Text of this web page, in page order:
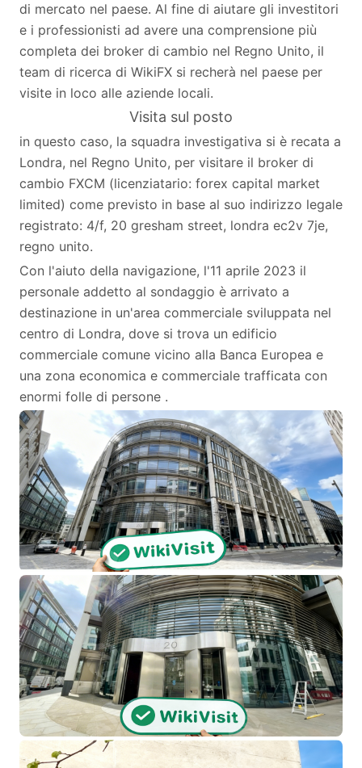
di mercato nel paese. Al fine di aiutare gli investitori
e i professionisti ad avere una comprensione più
completa dei broker di cambio nel Regno Unito, il
team di ricerca di WikiFX si recherà nel paese per
visite in loco alle aziende locali.
Visita sul posto
in questo caso, la squadra investigativa si è recata a
Londra, nel Regno Unito, per visitare il broker di
cambio FXCM (licenziatario: forex capital market
limited) come previsto in base al suo indirizzo legale
registrato: 4/f, 20 gresham street, londra ec2v 7je,
regno unito.
Con l'aiuto della navigazione, l'11 aprile 2023 il
personale addetto al sondaggio è arrivato a
destinazione in un'area commerciale sviluppata nel
centro di Londra, dove si trova un edificio
commerciale comune vicino alla Banca Europea e
una zona economica e commerciale trafficata con
enormi folle di persone .